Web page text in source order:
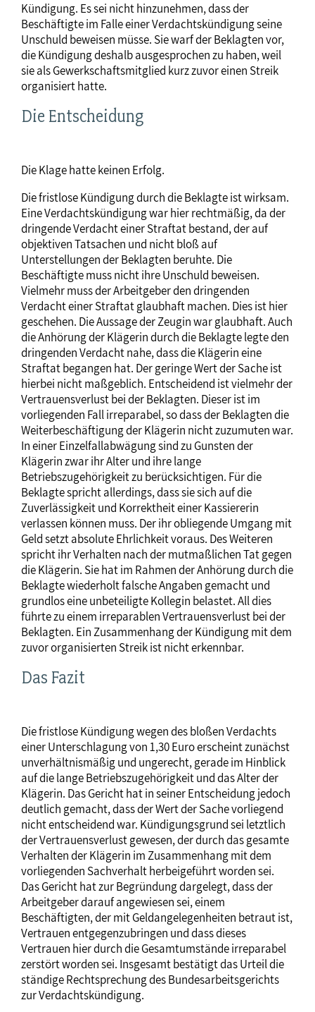
Kündigung. Es sei nicht hinzunehmen, dass der
Beschäftigte im Falle einer Verdachtskündigung seine
Unschuld beweisen müsse. Sie warf der Beklagten vor,
die Kündigung deshalb ausgesprochen zu haben, weil
sie als Gewerkschaftsmitglied kurz zuvor einen Streik
organisiert hatte.
Die Entscheidung
Die Klage hatte keinen Erfolg.
Die fristlose Kündigung durch die Beklagte ist wirksam.
Eine Verdachtskündigung war hier rechtmäßig, da der
dringende Verdacht einer Straftat bestand, der auf
objektiven Tatsachen und nicht bloß auf
Unterstellungen der Beklagten beruhte. Die
Beschäftigte muss nicht ihre Unschuld beweisen.
Vielmehr muss der Arbeitgeber den dringenden
Verdacht einer Straftat glaubhaft machen. Dies ist hier
geschehen. Die Aussage der Zeugin war glaubhaft. Auch
die Anhörung der Klägerin durch die Beklagte legte den
dringenden Verdacht nahe, dass die Klägerin eine
Straftat begangen hat. Der geringe Wert der Sache ist
hierbei nicht maßgeblich. Entscheidend ist vielmehr der
Vertrauensverlust bei der Beklagten. Dieser ist im
vorliegenden Fall irreparabel, so dass der Beklagten die
Weiterbeschäftigung der Klägerin nicht zuzumuten war.
In einer Einzelfallabwägung sind zu Gunsten der
Klägerin zwar ihr Alter und ihre lange
Betriebszugehörigkeit zu berücksichtigen. Für die
Beklagte spricht allerdings, dass sie sich auf die
Zuverlässigkeit und Korrektheit einer Kassiererin
verlassen können muss. Der ihr obliegende Umgang mit
Geld setzt absolute Ehrlichkeit voraus. Des Weiteren
spricht ihr Verhalten nach der mutmaßlichen Tat gegen
die Klägerin. Sie hat im Rahmen der Anhörung durch die
Beklagte wiederholt falsche Angaben gemacht und
grundlos eine unbeteiligte Kollegin belastet. All dies
führte zu einem irreparablen Vertrauensverlust bei der
Beklagten. Ein Zusammenhang der Kündigung mit dem
zuvor organisierten Streik ist nicht erkennbar.
Das Fazit
Die fristlose Kündigung wegen des bloßen Verdachts
einer Unterschlagung von 1,30 Euro erscheint zunächst
unverhältnismäßig und ungerecht, gerade im Hinblick
auf die lange Betriebszugehörigkeit und das Alter der
Klägerin. Das Gericht hat in seiner Entscheidung jedoch
deutlich gemacht, dass der Wert der Sache vorliegend
nicht entscheidend war. Kündigungsgrund sei letztlich
der Vertrauensverlust gewesen, der durch das gesamte
Verhalten der Klägerin im Zusammenhang mit dem
vorliegenden Sachverhalt herbeigeführt worden sei.
Das Gericht hat zur Begründung dargelegt, dass der
Arbeitgeber darauf angewiesen sei, einem
Beschäftigten, der mit Geldangelegenheiten betraut ist,
Vertrauen entgegenzubringen und dass dieses
Vertrauen hier durch die Gesamtumstände irreparabel
zerstört worden sei. Insgesamt bestätigt das Urteil die
ständige Rechtsprechung des Bundesarbeitsgerichts
zur Verdachtskündigung.